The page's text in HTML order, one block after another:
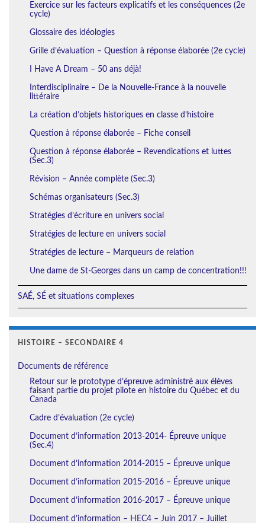
Exercice sur les facteurs explicatifs et les conséquences (2e
cycle)
Glossaire des idéologies
Grille d’évaluation – Question à réponse élaborée (2e cycle)
I Have A Dream – 50 ans déjà!
Interdisciplinaire – De la Nouvelle-France à la nouvelle
littéraire
La création d’objets historiques en classe d’histoire
Question à réponse élaborée – Fiche conseil
Question à réponse élaborée – Revendications et luttes
(Sec.3)
Révision – Année complète (Sec.3)
Schémas organisateurs (Sec.3)
Stratégies d’écriture en univers social
Stratégies de lecture en univers social
Stratégies de lecture – Marqueurs de relation
Une dame de St-Georges dans un camp de concentration!!!
SAÉ, SÉ et situations complexes
HISTOIRE – SECONDAIRE 4
Documents de référence
Retour sur le prototype d’épreuve administré aux élèves
faisant partie du projet pilote en histoire du Québec et du
Canada
Cadre d’évaluation (2e cycle)
Document d’information 2013-2014- Épreuve unique
(Sec.4)
Document d’information 2014-2015 – Épreuve unique
Document d’information 2015-2016 – Épreuve unique
Document d’information 2016-2017 – Épreuve unique
Document d’information – HEC4 – Juin 2017 – Juillet